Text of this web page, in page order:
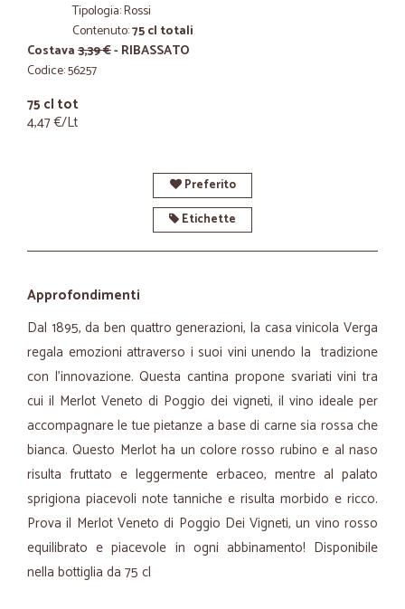
Tipologia: Rossi
Contenuto:75 cl totali
Costava3,39 €- RIBASSATO
Codice: 56257
75 cl tot
4,47 €/Lt
Preferito
Etichette
Approfondimenti
Dal 1895, da ben quattro generazioni, la casa vinicola Verga
regala emozioni attraverso i suoi vini unendo la tradizione
con l’innovazione. Questa cantina propone svariati vini tra
cui il Merlot Veneto di Poggio dei vigneti, il vino ideale per
accompagnare le tue pietanze a base di carne sia rossa che
bianca. Questo Merlot ha un colore rosso rubino e al naso
risulta fruttato e leggermente erbaceo, mentre al palato
sprigiona piacevoli note tanniche e risulta morbido e ricco.
Prova il Merlot Veneto di Poggio Dei Vigneti, un vino rosso
equilibrato e piacevole in ogni abbinamento! Disponibile
nella bottiglia da 75 cl